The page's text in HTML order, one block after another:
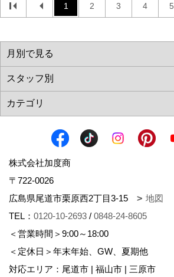
1 2 3 4 5
株式会社加度商
〒722-0026
広島県尾道市栗原西2丁目3-15
地図
TEL： 0120-10-2693 / 0848-24-8605
＜営業時間＞9:00～18:00
＜定休日＞年末年始、GW、夏期他
対応エリア：尾道市 | 福山市 | 三原市